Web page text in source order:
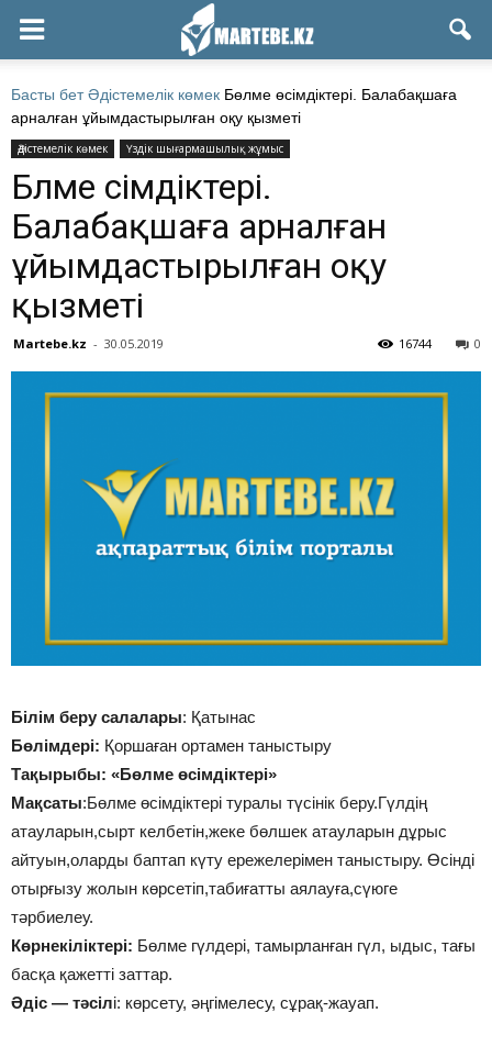
Басты бет Әдістемелік көмек Бөлме өсімдіктері. Балабақшаға
арналған ұйымдастырылған оқу қызметі
Әдістемелік көмек Үздік шығармашылық жұмыс
Бөлме өсімдіктері.
Балабақшаға арналған
ұйымдастырылған оқу
қызметі
Martebe.kz - 30.05.2019 0
16744
Білім беру салалары: Қатынас
Бөлімдері: Қоршаған ортамен таныстыру
Тақырыбы: «Бөлме өсімдіктері»
Мақсаты:Бөлме өсімдіктері туралы түсінік беру.Гүлдің
атауларын,сырт келбетін,жеке бөлшек атауларын дұрыс
айтуын,оларды баптап күту ережелерімен таныстыру. Өсінді
отырғызу жолын көрсетіп,табиғатты аялауға,сүюге
тәрбиелеу.
Көрнекіліктері: Бөлме гүлдері, тамырланған гүл, ыдыс, тағы
басқа қажетті заттар.
Әдіс — тәсілі: көрсету, әңгімелесу, сұрақ-жауап.